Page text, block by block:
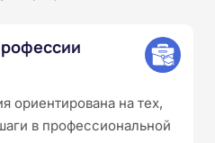
ориентирована на тех,
в профессиональной